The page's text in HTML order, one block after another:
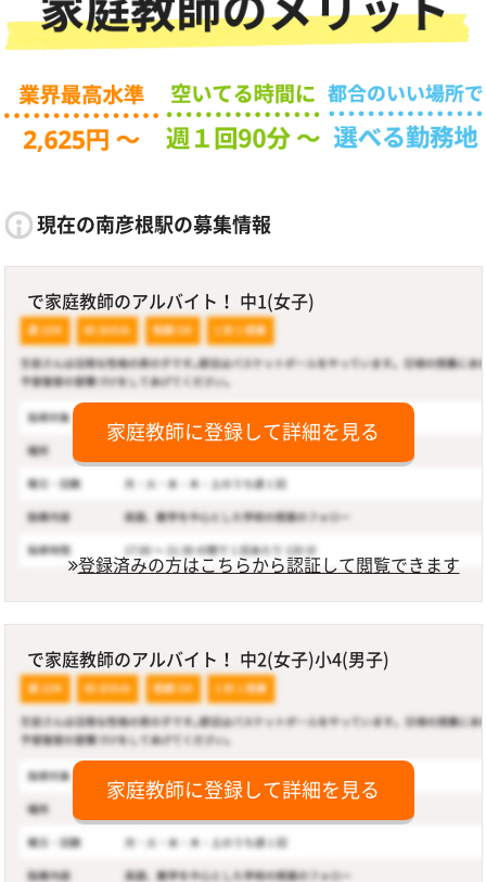
現在の南彦根駅の募集情報
で家庭教師のアルバイト！ 中1(女子)
家庭教師に登録して詳細を見る
登録済みの方はこちらから認証して閲覧できます
で家庭教師のアルバイト！ 中2(女子)小4(男子)
家庭教師に登録して詳細を見る